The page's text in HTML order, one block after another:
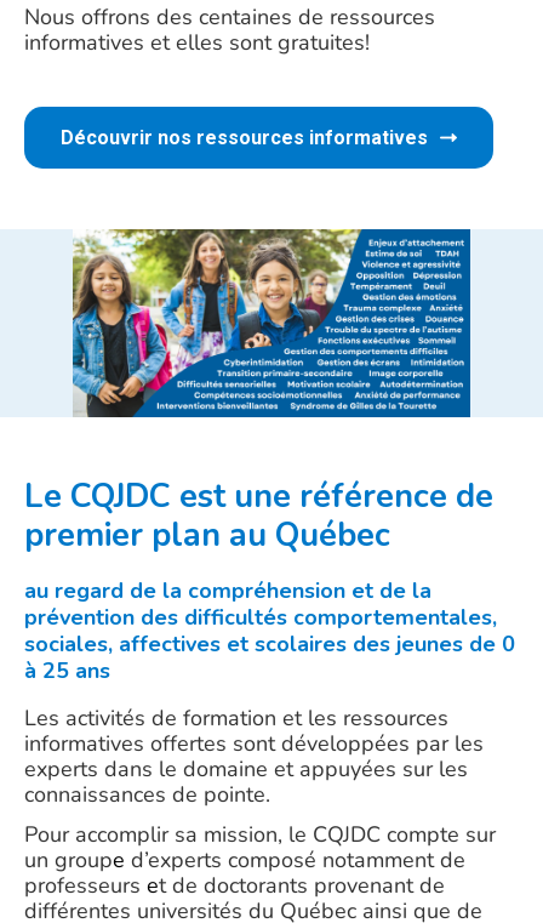
Nous offrons des centaines de ressources
informatives et elles sont gratuites!
Découvrir nos ressources informatives
Le CQJDC est une référence de
premier plan au Québec
au regard de la compréhension et de la
prévention des difficultés comportementales,
sociales, affectives et scolaires des jeunes de 0
à 25 ans
Les activités de formation et les ressources
informatives offertes sont développées par les
experts dans le domaine et appuyées sur les
connaissances de pointe.
Pour accomplir sa mission, le CQJDC compte sur
un groupe d’experts composé notamment de
professeurs et de doctorants provenant de
différentes universités du Québec ainsi que de